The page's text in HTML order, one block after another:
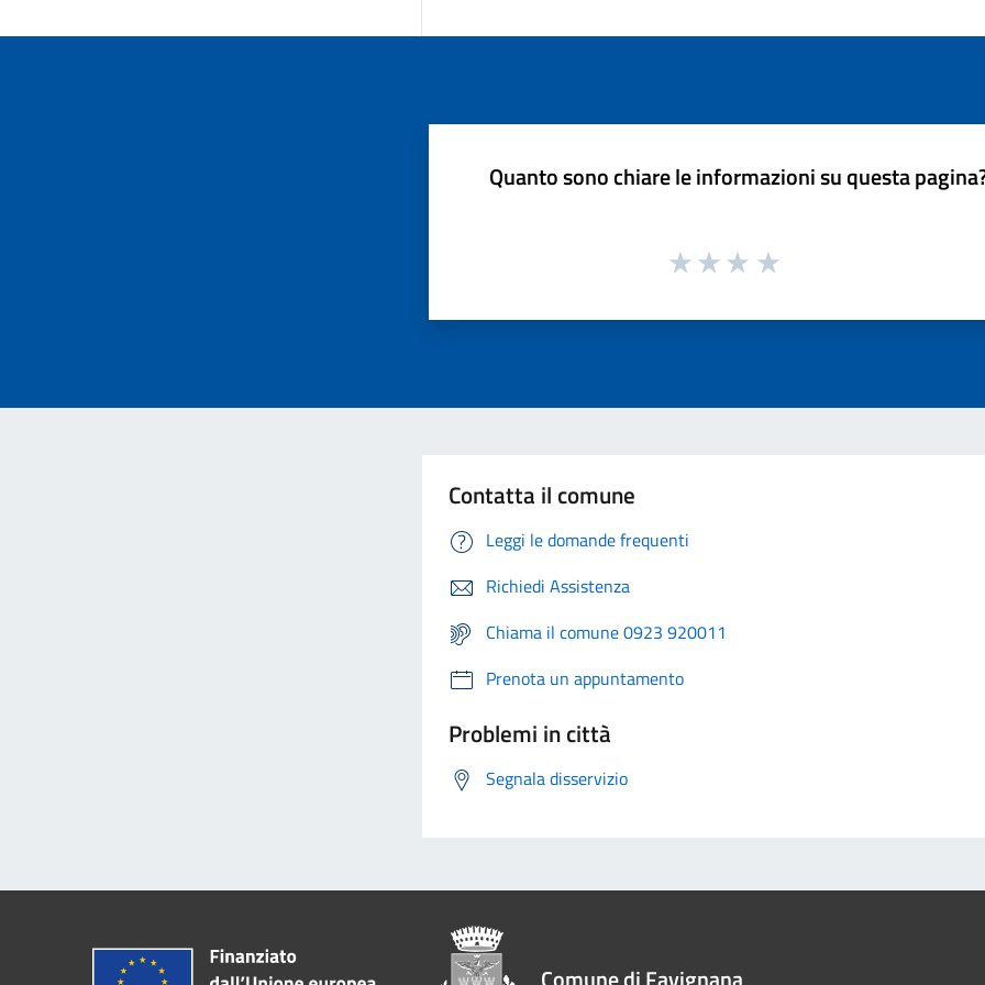
Quanto sono chiare le informazioni su questa
Contatta il comune
Leggi le domande frequenti
Richiedi Assistenza
Chiama il comune 0923 920011
Prenota un appuntamento
Problemi in città
Segnala disservizio